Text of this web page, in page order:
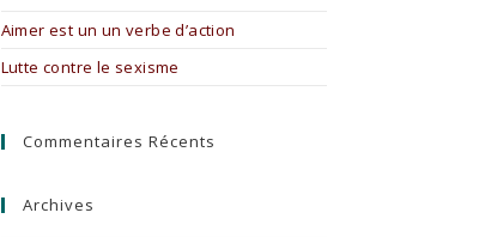
Aimer est un un verbe d’action
Lutte contre le sexisme
Commentaires Récents
Archives